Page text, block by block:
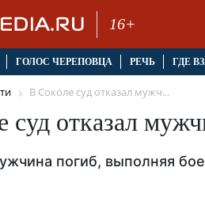
16+
ГОЛОС ЧЕРЕПОВЦА РЕЧЬ ГДЕ
В Соколе суд отказал мужч...
суд отказал
погиб, выполняя